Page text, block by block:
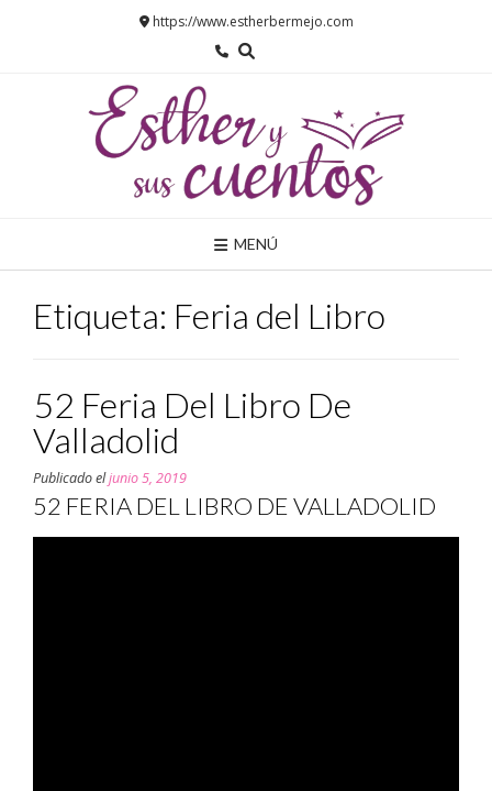
https://www.estherbermejo.com
MENÚ
Etiqueta: Feria del Libro
52 Feria Del Libro De
Valladolid
Publicado eljunio 5, 2019
52 FERIA DEL LIBRO DE VALLADOLID